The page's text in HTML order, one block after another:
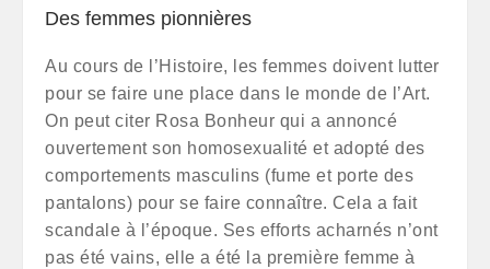
Des femmes pionnières
Au cours de l’Histoire, les femmes doivent lutter
pour se faire une place dans le monde de l’Art.
On peut citer Rosa Bonheur qui a annoncé
ouvertement son homosexualité et adopté des
comportements masculins (fume et porte des
pantalons) pour se faire connaître. Cela a fait
scandale à l’époque. Ses efforts acharnés n’ont
pas été vains, elle a été la première femme à